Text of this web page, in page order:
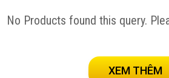
No Products found this query.
XEM THÊM